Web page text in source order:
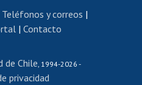
de títulos
de Movilidad Estudiantil
español
Teléfonos y correos |
| Contacto
de Chile, 1994-2026 -
privacidad